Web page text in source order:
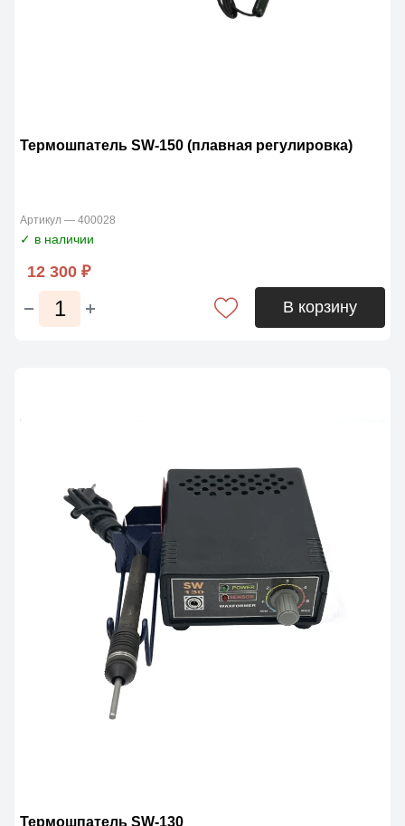
Термошпатель SW-150 (плавная регулировка)
Артикул — 400028
✓ в наличии
12 300 ₽
В корзину
Термошпатель SW-130